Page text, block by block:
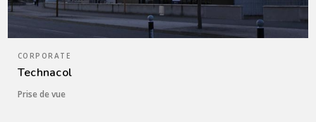
CORPORATE
Technacol
Prise de vue